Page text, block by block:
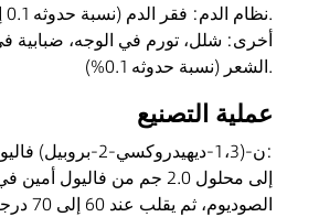
5. نظام الدم: فقر الدم (نسبة حدوثه 0.1 إلى 5%)، قلة الصفيحات الدموية (0.1%).
الشعر (نسبة حدوثه 0.1%).
عملية التصنيع
ن-(1،3-ديهيدروكسي-2-بروبيل) فاليولامين: